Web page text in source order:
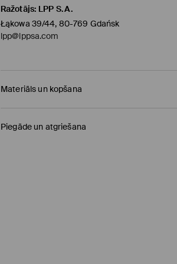
Ražotājs: LPP S.A.
Łąkowa 39/44, 80-769 Gdańsk
lpp@lppsa.com
Materiāls un kopšana
Pamatmateriāls 70% VISKOZE, 30% POLIAMĪDS
Piegāde un atgriešana